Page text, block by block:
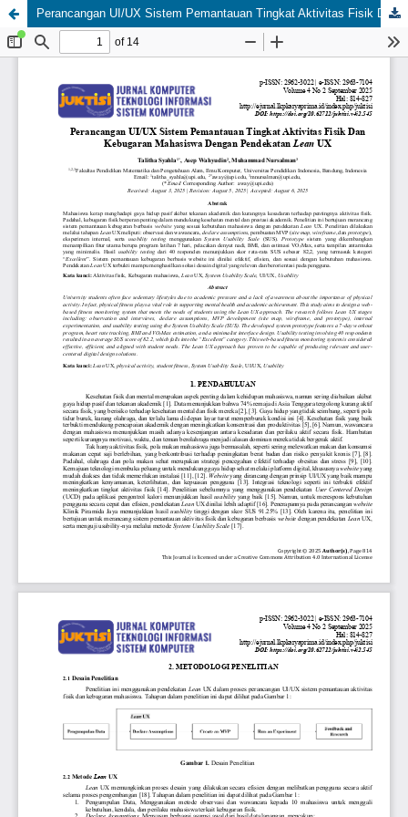
Perancangan UI/UX Sistem Pemantauan Tingkat Aktivitas Fisik Dan Kebugaran Mahasiswa Dengan Pendekatan Lean UX